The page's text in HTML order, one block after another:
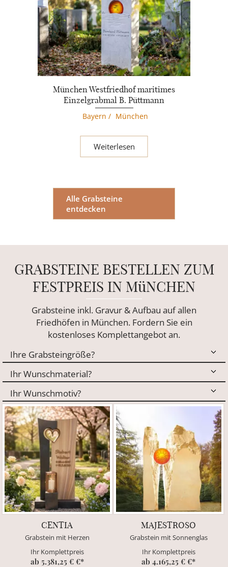
München Westfriedhof maritimes
Einzelgrabmal B. Püttmann
Bayern / München
Weiterlesen
Alle Grabsteine
entdecken
GRABSTEINE BESTELLEN ZUM
FESTPREIS IN MüNCHEN
Grabsteine inkl. Gravur & Aufbau auf allen
Friedhöfen in München. Fordern Sie ein
kostenloses Komplettangebot an.
CENTIA
Grabstein mit Herzen
Ihr Komplettpreis
ab 5.381,25 € €*
MAJESTROSO
Grabstein mit Sonnenglas
Ihr Komplettpreis
ab 4.165,25 € €*